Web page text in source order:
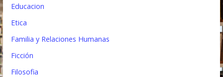
Educacion
Etica
Familia y Relaciones Humanas
Ficción
Filosofia